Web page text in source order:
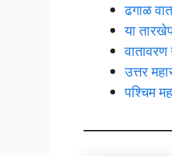
ढगाळ
या
उत्तर
पश्चिम